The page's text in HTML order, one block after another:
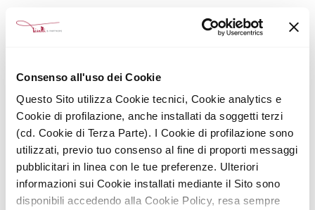
Consenso all'uso dei Cookie
Questo Sito utilizza Cookie tecnici, Cookie analytics e
Cookie di profilazione, anche installati da soggetti terzi
(cd. Cookie di Terza Parte). I Cookie di profilazione sono
utilizzati, previo tuo consenso al fine di proporti messaggi
pubblicitari in linea con le tue preferenze. Ulteriori
informazioni sui Cookie installati mediante il Sito sono
disponibili accedendo alla Cookie Policy, resa sempre